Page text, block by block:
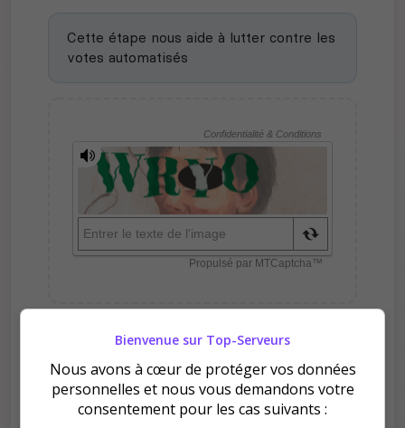
Cette étape nous aide à lutter contre les
votes automatisés
Pourquoi voter pour 𝐓𝐇𝐄
𝐋𝐀𝐒𝐓 𝐁𝐋𝐎𝐎𝐃𝐒𝐇𝐄𝐃 ?
Bienvenue sur Top-Serveurs
Nous avons à cœur de protéger vos données
personnelles et nous vous demandons votre
consentement pour les cas suivants :